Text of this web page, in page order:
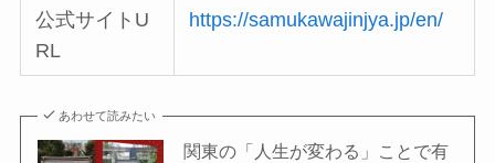
公式サイトU
RL
https://samukawajinjya.jp/en/
あわせて読みたい
関東の「人生が変わる」ことで有